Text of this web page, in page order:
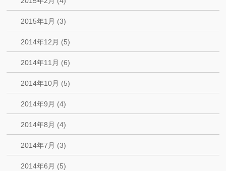
2015年1月 (3)
2014年12月 (5)
2014年11月 (6)
2014年10月 (5)
2014年9月 (4)
2014年8月 (4)
2014年7月 (3)
2014年6月 (5)